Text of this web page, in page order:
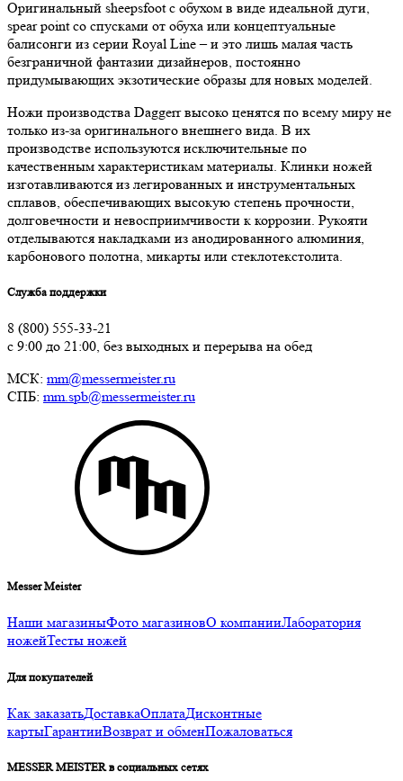
Оригинальный sheepsfoot с обухом в виде идеальной дуги,
spear point со спусками от обуха или концептуальные
балисонги из серии Royal Line – и это лишь малая часть
безграничной фантазии дизайнеров, постоянно
придумывающих экзотические образы для новых моделей.
Ножи производства Daggerr высоко ценятся по всему миру не
только из-за оригинального внешнего вида. В их
производстве используются исключительные по
качественным характеристикам материалы. Клинки ножей
изготавливаются из легированных и инструментальных
сплавов, обеспечивающих высокую степень прочности,
долговечности и невосприимчивости к коррозии. Рукояти
отделываются накладками из анодированного алюминия,
карбонового полотна, микарты или стеклотекстолита.
Служба поддержки
8 (800) 555-33-21
с 9:00 до 21:00, без выходных и перерыва на обед
МСК: mm@messermeister.ru
СПБ: mm.spb@messermeister.ru
Messer Meister
Наши магазиныФото магазиновО компанииЛаборатория
ножейТесты ножей
Для покупателей
Как заказатьДоставкаОплатаДисконтные
картыГарантииВозврат и обменПожаловаться
MESSER MEISTER в социальных сетях